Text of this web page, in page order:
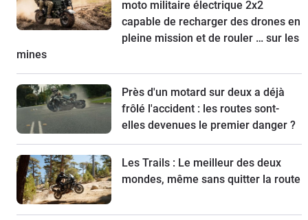
moto militaire électrique 2x2
capable de recharger des drones en
pleine mission et de rouler … sur les
mines
Près d'un motard sur deux a déjà
frôlé l'accident : les routes sont-
elles devenues le premier danger ?
Les Trails : Le meilleur des deux
mondes, même sans quitter la route